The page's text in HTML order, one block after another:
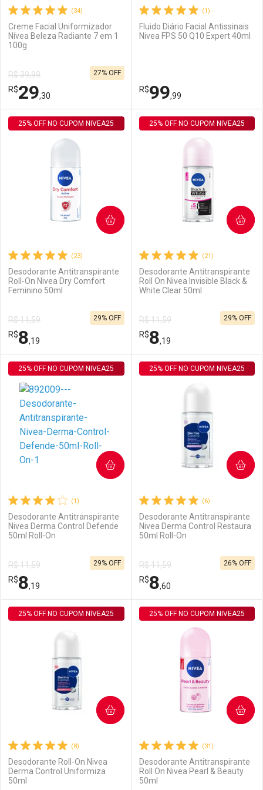
Ativar Desconto
Comprar sem Desconto
Por R$ 29,30/cada
Comprar sem Desconto
Por R$ 29,30/cada
Comprar sem Desconto
Por R$ 29,30/cada
Por R$ 29,30/cada
(34)
Creme Facial Uniformizador
Nívea Beleza Radiante 7 em 1
100g
R$ 39,99
R$29,30
27% OFF
FECHAR
Comprar sem Desconto
Por R$ 29,30/cada
FECHAR
Comprar sem Desconto
Por R$ 29,30/cada
(1)
Fluido Diário Facial Antissinais
Nivea FPS 50 Q10 Expert 40ml
R$99,99
Comprar sem Desconto
Por R$ 99,99/cada
Comprar sem Desconto
Por R$ 99,99/cada
(23)
Desodorante Antitranspirante
Roll-On Nivea Dry Comfort
Feminino 50ml
25% OFF NO CUPOM NIVEA25
R$ 11,59
R$8,19
29% OFF
COMPRAR
FECHAR
Laboratório
Comprar sem Desconto
Por R$ 8,19/cada
FECHAR
Por Menos
Comprar sem Desconto
Por R$ 8,19/cada
(21)
Desodorante Antitranspirante
Roll On Nivea Invisible Black &
White Clear 50ml
25% OFF NO CUPOM NIVEA25
R$ 11,59
R$8,19
29% OFF
COMPRAR
Comprar sem Desconto
Por R$ 8,19/cada
Comprar sem Desconto
Por R$ 8,19/cada
(1)
Desodorante Antitranspirante
Nivea Derma Control Defende
50ml Roll-On
25% OFF NO CUPOM NIVEA25
R$ 11,59
R$8,19
29% OFF
COMPRAR
FECHAR
FECHAR
(6)
Desodorante Antitranspirante
Nivea Derma Control Restaura
50ml Roll-On
25% OFF NO CUPOM NIVEA25
R$ 11,59
R$8,60
26% OFF
COMPRAR
Laboratório
Por Menos
(8)
Desodorante Roll-On Nivea
Derma Control Uniformiza
50ml
25% OFF NO CUPOM NIVEA25
COMPRAR
(31)
Desodorante Antitranspirante
Roll On Nivea Pearl & Beauty
50ml
25% OFF NO CUPOM NIVEA25
COMPRAR